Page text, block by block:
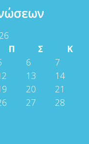
Π Σ
Κ
6
7
13
14
20
21
27
28